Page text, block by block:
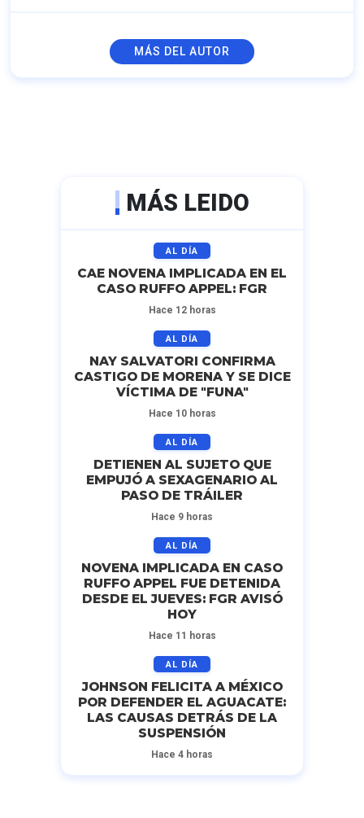
MÁS DEL AUTOR
MÁS LEIDO
AL DÍA
CAE NOVENA IMPLICADA EN EL
CASO RUFFO APPEL: FGR
Hace 12 horas
AL DÍA
NAY SALVATORI CONFIRMA
CASTIGO DE MORENA Y SE DICE
VÍCTIMA DE "FUNA"
Hace 10 horas
AL DÍA
DETIENEN AL SUJETO QUE
EMPUJÓ A SEXAGENARIO AL
PASO DE TRÁILER
Hace 9 horas
AL DÍA
NOVENA IMPLICADA EN CASO
RUFFO APPEL FUE DETENIDA
DESDE EL JUEVES: FGR AVISÓ
HOY
Hace 11 horas
AL DÍA
JOHNSON FELICITA A MÉXICO
POR DEFENDER EL AGUACATE:
LAS CAUSAS DETRÁS DE LA
SUSPENSIÓN
Hace 4 horas